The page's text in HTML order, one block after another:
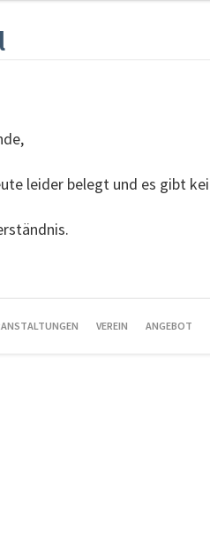
leider belegt und es gibt
VEREIN ANGEBOT